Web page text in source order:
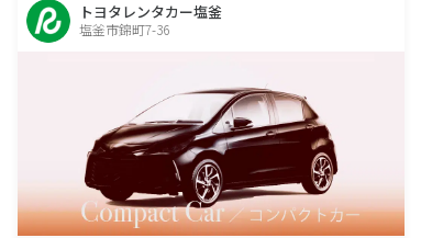
トヨタレンタカー塩釜
塩釜市錦町7-36